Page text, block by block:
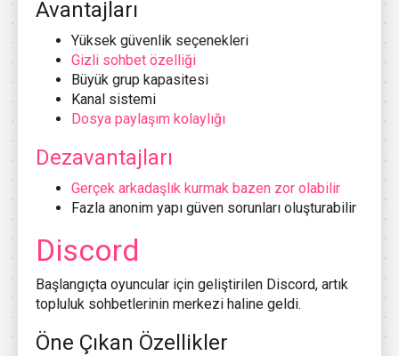
Avantajları
Yüksek güvenlik seçenekleri
Gizli sohbet özelliği
Büyük grup kapasitesi
Kanal sistemi
Dosya paylaşım kolaylığı
Dezavantajları
Gerçek arkadaşlık kurmak bazen zor olabilir
Fazla anonim yapı güven sorunları oluşturabilir
Discord
Başlangıçta oyuncular için geliştirilen Discord, artık
topluluk sohbetlerinin merkezi haline geldi.
Öne Çıkan Özellikler